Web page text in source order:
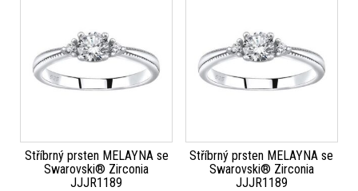
Stříbrný prsten MELAYNA se
Swarovski® Zirconia
JJJR1189
Stříbrný prsten MELAYNA se
Swarovski® Zirconia
JJJR1189